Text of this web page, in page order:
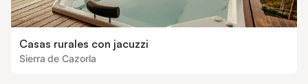
Casas rurales con jacuzzi
Sierra de Cazorla